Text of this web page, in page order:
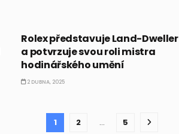
Rolex představuje Land-Dweller
a potvrzuje svou roli mistra
hodinářského umění
2 DUBNA, 2025
1 2 … 5